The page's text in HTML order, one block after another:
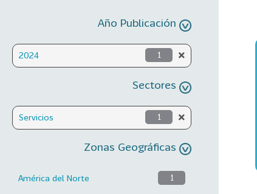
Año Publicación
2024 1
Sectores
Servicios 1
Zonas Geográficas
América del Norte 1